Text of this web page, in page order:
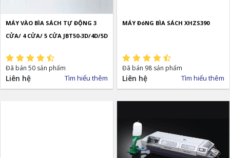
MÁY VÀO BÌA SÁCH TỰ ĐỘNG 3
CỬA/ 4 CỬA/ 5 CỬA JBT50-3D/4D/5D
Đã bán 50 sản phẩm
Liên hệ Tìm hiểu thêm
MÁY ĐóNG BÌA SÁCH XHZS390
Đã bán 98 sản phẩm
Liên hệ Tìm hiểu thêm